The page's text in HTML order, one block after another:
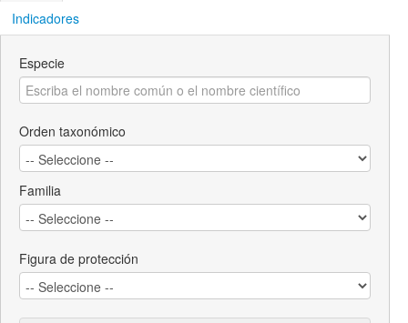
Indicadores
Especie
Orden taxonómico
Familia
Figura de protección